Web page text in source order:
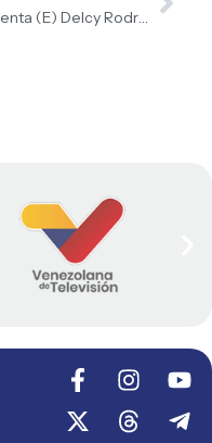
Presidenta (E) Delcy Rodríguez destacó que visita del secretario de Interior de EEUU, Doug Burgum, abre nuevos caminos y trae mucho trabajo para los equipos de ambos países